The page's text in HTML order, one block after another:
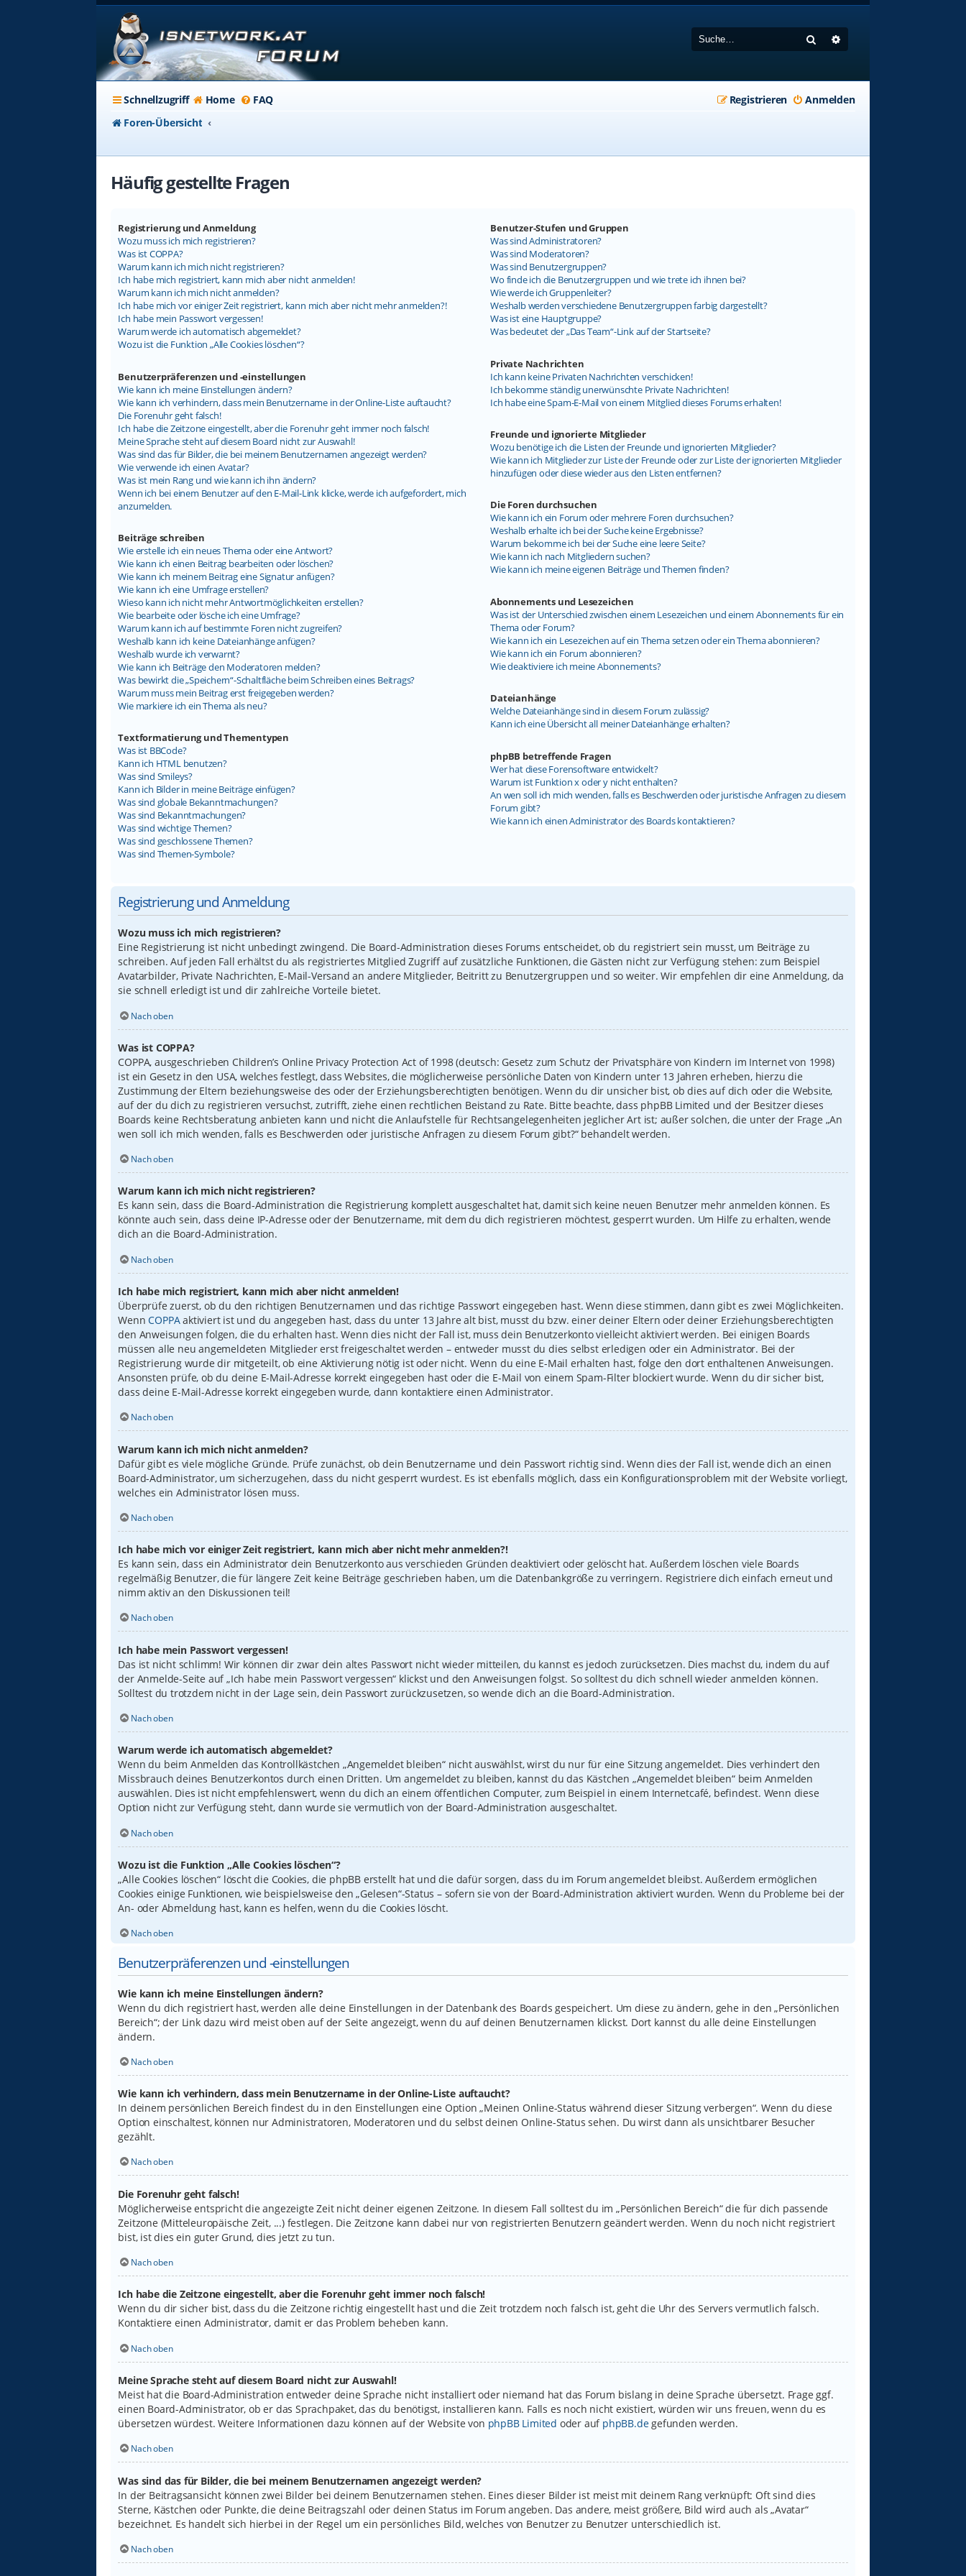
Suche
Schnellzugriff Home FAQ Anmelden
Registrieren
Foren-Übersicht
Häufig gestellte Fragen
Registrierung und Anmeldung
Wozu muss ich mich registrieren?
Was ist COPPA?
Warum kann ich mich nicht registrieren?
Ich habe mich registriert, kann mich aber nicht anmelden!
Warum kann ich mich nicht anmelden?
Ich habe mich vor einiger Zeit registriert, kann mich aber nicht mehr anmelden?!
Ich habe mein Passwort vergessen!
Warum werde ich automatisch abgemeldet?
Wozu ist die Funktion „Alle Cookies löschen“?
Benutzerpräferenzen und -einstellungen
Wie kann ich meine Einstellungen ändern?
Wie kann ich verhindern, dass mein Benutzername in der Online-Liste auftaucht?
Die Forenuhr geht falsch!
Ich habe die Zeitzone eingestellt, aber die Forenuhr geht immer noch falsch!
Meine Sprache steht auf diesem Board nicht zur Auswahl!
Was sind das für Bilder, die bei meinem Benutzernamen angezeigt werden?
Wie verwende ich einen Avatar?
Was ist mein Rang und wie kann ich ihn ändern?
Wenn ich bei einem Benutzer auf den E-Mail-Link klicke, werde ich aufgefordert, mich
anzumelden.
Beiträge schreiben
Wie erstelle ich ein neues Thema oder eine Antwort?
Wie kann ich einen Beitrag bearbeiten oder löschen?
Wie kann ich meinem Beitrag eine Signatur anfügen?
Wie kann ich eine Umfrage erstellen?
Wieso kann ich nicht mehr Antwortmöglichkeiten erstellen?
Wie bearbeite oder lösche ich eine Umfrage?
Warum kann ich auf bestimmte Foren nicht zugreifen?
Weshalb kann ich keine Dateianhänge anfügen?
Weshalb wurde ich verwarnt?
Wie kann ich Beiträge den Moderatoren melden?
Was bewirkt die „Speichern“-Schaltfläche beim Schreiben eines Beitrags?
Warum muss mein Beitrag erst freigegeben werden?
Wie markiere ich ein Thema als neu?
Textformatierung und Thementypen
Was ist BBCode?
Kann ich HTML benutzen?
Was sind Smileys?
Kann ich Bilder in meine Beiträge einfügen?
Was sind globale Bekanntmachungen?
Was sind Bekanntmachungen?
Was sind wichtige Themen?
Was sind geschlossene Themen?
Was sind Themen-Symbole?
Benutzer-Stufen und Gruppen
Was sind Administratoren?
Was sind Moderatoren?
Was sind Benutzergruppen?
Wo finde ich die Benutzergruppen und wie trete ich ihnen bei?
Wie werde ich Gruppenleiter?
Weshalb werden verschiedene Benutzergruppen farbig dargestellt?
Was ist eine Hauptgruppe?
Was bedeutet der „Das Team“-Link auf der Startseite?
Private Nachrichten
Ich kann keine Privaten Nachrichten verschicken!
Ich bekomme ständig unerwünschte Private Nachrichten!
Ich habe eine Spam-E-Mail von einem Mitglied dieses Forums erhalten!
Freunde und ignorierte Mitglieder
Wozu benötige ich die Listen der Freunde und ignorierten Mitglieder?
Wie kann ich Mitglieder zur Liste der Freunde oder zur Liste der ignorierten Mitglieder
hinzufügen oder diese wieder aus den Listen entfernen?
Die Foren durchsuchen
Wie kann ich ein Forum oder mehrere Foren durchsuchen?
Weshalb erhalte ich bei der Suche keine Ergebnisse?
Warum bekomme ich bei der Suche eine leere Seite?
Wie kann ich nach Mitgliedern suchen?
Wie kann ich meine eigenen Beiträge und Themen finden?
Abonnements und Lesezeichen
Was ist der Unterschied zwischen einem Lesezeichen und einem Abonnements für ein
Thema oder Forum?
Wie kann ich ein Lesezeichen auf ein Thema setzen oder ein Thema abonnieren?
Wie kann ich ein Forum abonnieren?
Wie deaktiviere ich meine Abonnements?
Dateianhänge
Welche Dateianhänge sind in diesem Forum zulässig?
Kann ich eine Übersicht all meiner Dateianhänge erhalten?
phpBB betreffende Fragen
Wer hat diese Forensoftware entwickelt?
Warum ist Funktion x oder y nicht enthalten?
An wen soll ich mich wenden, falls es Beschwerden oder juristische Anfragen zu diesem
Forum gibt?
Wie kann ich einen Administrator des Boards kontaktieren?
Registrierung und Anmeldung
Wozu muss ich mich registrieren?
Eine Registrierung ist nicht unbedingt zwingend. Die Board-Administration dieses Forums entscheidet, ob du registriert sein musst, um Beiträge zu
schreiben. Auf jeden Fall erhältst du als registriertes Mitglied Zugriff auf zusätzliche Funktionen, die Gästen nicht zur Verfügung stehen: zum Beispiel
Avatarbilder, Private Nachrichten, E-Mail-Versand an andere Mitglieder, Beitritt zu Benutzergruppen und so weiter. Wir empfehlen dir eine Anmeldung, da
sie schnell erledigt ist und dir zahlreiche Vorteile bietet.
Nach oben
Was ist COPPA?
COPPA, ausgeschrieben Children’s Online Privacy Protection Act of 1998 (deutsch: Gesetz zum Schutz der Privatsphäre von Kindern im Internet von 1998)
ist ein Gesetz in den USA, welches festlegt, dass Websites, die möglicherweise persönliche Daten von Kindern unter 13 Jahren erheben, hierzu die
Zustimmung der Eltern beziehungsweise des oder der Erziehungsberechtigten benötigen. Wenn du dir unsicher bist, ob dies auf dich oder die Website,
auf der du dich zu registrieren versuchst, zutrifft, ziehe einen rechtlichen Beistand zu Rate. Bitte beachte, dass phpBB Limited und der Besitzer dieses
Boards keine Rechtsberatung anbieten kann und nicht die Anlaufstelle für Rechtsangelegenheiten jeglicher Art ist; außer solchen, die unter der Frage „An
wen soll ich mich wenden, falls es Beschwerden oder juristische Anfragen zu diesem Forum gibt?“ behandelt werden.
Nach oben
Warum kann ich mich nicht registrieren?
Es kann sein, dass die Board-Administration die Registrierung komplett ausgeschaltet hat, damit sich keine neuen Benutzer mehr anmelden können. Es
könnte auch sein, dass deine IP-Adresse oder der Benutzername, mit dem du dich registrieren möchtest, gesperrt wurden. Um Hilfe zu erhalten, wende
dich an die Board-Administration.
Nach oben
Ich habe mich registriert, kann mich aber nicht anmelden!
Überprüfe zuerst, ob du den richtigen Benutzernamen und das richtige Passwort eingegeben hast. Wenn diese stimmen, dann gibt es zwei Möglichkeiten.
WennCOPPAaktiviert ist und du angegeben hast, dass du unter 13 Jahre alt bist, musst du bzw. einer deiner Eltern oder deiner Erziehungsberechtigten
den Anweisungen folgen, die du erhalten hast. Wenn dies nicht der Fall ist, muss dein Benutzerkonto vielleicht aktiviert werden. Bei einigen Boards
müssen alle neu angemeldeten Mitglieder erst freigeschaltet werden – entweder musst du dies selbst erledigen oder ein Administrator. Bei der
Registrierung wurde dir mitgeteilt, ob eine Aktivierung nötig ist oder nicht. Wenn du eine E-Mail erhalten hast, folge den dort enthaltenen Anweisungen.
Ansonsten prüfe, ob du deine E-Mail-Adresse korrekt eingegeben hast oder die E-Mail von einem Spam-Filter blockiert wurde. Wenn du dir sicher bist,
dass deine E-Mail-Adresse korrekt eingegeben wurde, dann kontaktiere einen Administrator.
Nach oben
Warum kann ich mich nicht anmelden?
Dafür gibt es viele mögliche Gründe. Prüfe zunächst, ob dein Benutzername und dein Passwort richtig sind. Wenn dies der Fall ist, wende dich an einen
Board-Administrator, um sicherzugehen, dass du nicht gesperrt wurdest. Es ist ebenfalls möglich, dass ein Konfigurationsproblem mit der Website vorliegt,
welches ein Administrator lösen muss.
Nach oben
Ich habe mich vor einiger Zeit registriert, kann mich aber nicht mehr anmelden?!
Es kann sein, dass ein Administrator dein Benutzerkonto aus verschieden Gründen deaktiviert oder gelöscht hat. Außerdem löschen viele Boards
regelmäßig Benutzer, die für längere Zeit keine Beiträge geschrieben haben, um die Datenbankgröße zu verringern. Registriere dich einfach erneut und
nimm aktiv an den Diskussionen teil!
Nach oben
Ich habe mein Passwort vergessen!
Das ist nicht schlimm! Wir können dir zwar dein altes Passwort nicht wieder mitteilen, du kannst es jedoch zurücksetzen. Dies machst du, indem du auf
der Anmelde-Seite auf „Ich habe mein Passwort vergessen“ klickst und den Anweisungen folgst. So solltest du dich schnell wieder anmelden können.
Solltest du trotzdem nicht in der Lage sein, dein Passwort zurückzusetzen, so wende dich an die Board-Administration.
Nach oben
Warum werde ich automatisch abgemeldet?
Wenn du beim Anmelden das Kontrollkästchen „Angemeldet bleiben“ nicht auswählst, wirst du nur für eine Sitzung angemeldet. Dies verhindert den
Missbrauch deines Benutzerkontos durch einen Dritten. Um angemeldet zu bleiben, kannst du das Kästchen „Angemeldet bleiben“ beim Anmelden
auswählen. Dies ist nicht empfehlenswert, wenn du dich an einem öffentlichen Computer, zum Beispiel in einem Internetcafé, befindest. Wenn diese
Option nicht zur Verfügung steht, dann wurde sie vermutlich von der Board-Administration ausgeschaltet.
Nach oben
Wozu ist die Funktion „Alle Cookies löschen“?
„Alle Cookies löschen“ löscht die Cookies, die phpBB erstellt hat und die dafür sorgen, dass du im Forum angemeldet bleibst. Außerdem ermöglichen
Cookies einige Funktionen, wie beispielsweise den „Gelesen“-Status – sofern sie von der Board-Administration aktiviert wurden. Wenn du Probleme bei der
An- oder Abmeldung hast, kann es helfen, wenn du die Cookies löscht.
Nach oben
Benutzerpräferenzen und -einstellungen
Wie kann ich meine Einstellungen ändern?
Wenn du dich registriert hast, werden alle deine Einstellungen in der Datenbank des Boards gespeichert. Um diese zu ändern, gehe in den „Persönlichen
Bereich“; der Link dazu wird meist oben auf der Seite angezeigt, wenn du auf deinen Benutzernamen klickst. Dort kannst du alle deine Einstellungen
ändern.
Nach oben
Wie kann ich verhindern, dass mein Benutzername in der Online-Liste auftaucht?
In deinem persönlichen Bereich findest du in den Einstellungen eine Option „Meinen Online-Status während dieser Sitzung verbergen“. Wenn du diese
Option einschaltest, können nur Administratoren, Moderatoren und du selbst deinen Online-Status sehen. Du wirst dann als unsichtbarer Besucher
gezählt.
Nach oben
Die Forenuhr geht falsch!
Möglicherweise entspricht die angezeigte Zeit nicht deiner eigenen Zeitzone. In diesem Fall solltest du im „Persönlichen Bereich“ die für dich passende
Zeitzone (Mitteleuropäische Zeit, ...) festlegen. Die Zeitzone kann dabei nur von registrierten Benutzern geändert werden. Wenn du noch nicht registriert
bist, ist dies ein guter Grund, dies jetzt zu tun.
Nach oben
Ich habe die Zeitzone eingestellt, aber die Forenuhr geht immer noch falsch!
Wenn du dir sicher bist, dass du die Zeitzone richtig eingestellt hast und die Zeit trotzdem noch falsch ist, geht die Uhr des Servers vermutlich falsch.
Kontaktiere einen Administrator, damit er das Problem beheben kann.
Nach oben
Meine Sprache steht auf diesem Board nicht zur Auswahl!
Meist hat die Board-Administration entweder deine Sprache nicht installiert oder niemand hat das Forum bislang in deine Sprache übersetzt. Frage ggf.
einen Board-Administrator, ob er das Sprachpaket, das du benötigst, installieren kann. Falls es noch nicht existiert, würden wir uns freuen, wenn du es
übersetzen würdest. Weitere Informationen dazu können auf der Website von phpBB Limited oder auf phpBB.degefunden werden.
Nach oben
Was sind das für Bilder, die bei meinem Benutzernamen angezeigt werden?
In der Beitragsansicht können zwei Bilder bei deinem Benutzernamen stehen. Eines dieser Bilder ist meist mit deinem Rang verknüpft: Oft sind dies
Sterne, Kästchen oder Punkte, die deine Beitragszahl oder deinen Status im Forum angeben. Das andere, meist größere, Bild wird auch als „Avatar“
bezeichnet. Es handelt sich hierbei in der Regel um ein persönliches Bild, welches von Benutzer zu Benutzer unterschiedlich ist.
Nach oben